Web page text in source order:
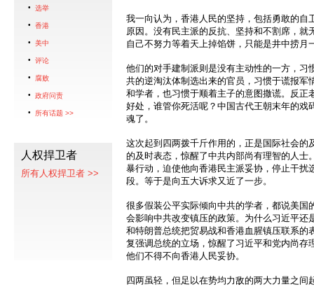
选举
香港
美中
评论
腐败
政府问责
所有话题 >>
人权捍卫者
所有人权捍卫者 >>
我一向认为，香港人民的坚持，包括勇敢的自
原因。没有民主派的反抗、坚持和不割席，就
自己不努力等着天上掉馅饼，只能是井中捞月
他们的对手建制派则是没有主动性的一方，习
共的逆淘汰体制选出来的官员，习惯于谎报军
和学者，也习惯于顺着主子的意图撒谎。反正
好处，谁管你死活呢？中国古代王朝末年的戏
魂了。
这次起到四两拨千斤作用的，正是国际社会的
的及时表态，惊醒了中共内部尚有理智的人士
暴行动，迫使他向香港民主派妥协，停止干扰
段。等于是向五大诉求又近了一步。
很多假装公平实际倾向中共的学者，都说美国
会影响中共改变镇压的政策。为什么习近平还
和特朗普总统把贸易战和香港血腥镇压联系的
复强调总统的立场，惊醒了习近平和党内尚存
他们不得不向香港人民妥协。
四两虽轻，但足以在势均力敌的两大力量之间